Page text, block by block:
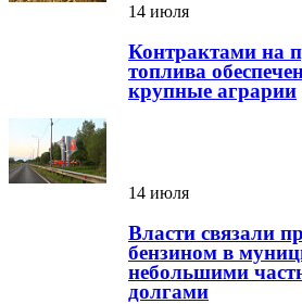
14 июля
Контрактами на
топлива
крупные аграрии
14 июля
Власти связали
бензином в
небольшими
долгами